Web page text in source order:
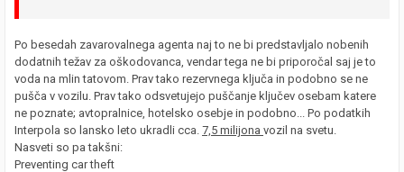
Po besedah zavarovalnega agenta naj to ne bi predstavljalo nobenih
dodatnih težav za oškodovanca, vendar tega ne bi priporočal saj je to
voda na mlin tatovom. Prav tako rezervnega ključa in podobno se ne
pušča v vozilu. Prav tako odsvetujejo puščanje ključev osebam katere
ne poznate; avtopralnice, hotelsko osebje in podobno... Po podatkih
Interpola so lansko leto ukradli cca. 7,5 milijona vozil na svetu.
Nasveti so pa takšni:
Preventing car theft